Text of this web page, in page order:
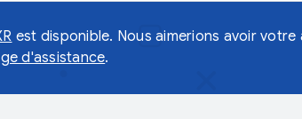
est disponible. Nous aimerions avoir votre
d'assistance.